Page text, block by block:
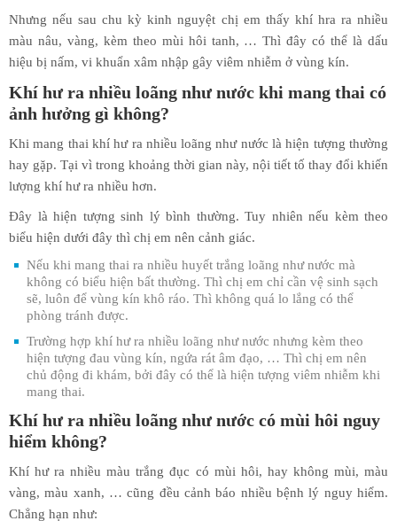
Nhưng nếu sau chu kỳ kinh nguyệt chị em thấy khí hra ra nhiều
màu nâu, vàng, kèm theo mùi hôi tanh, … Thì đây có thể là dấu
hiệu bị nấm, vi khuẩn xâm nhập gây viêm nhiễm ở vùng kín.
Khí hư ra nhiều loãng như nước khi mang thai có
ảnh hưởng gì không?
Khi mang thai khí hư ra nhiều loãng như nước là hiện tượng thường
hay gặp. Tại vì trong khoảng thời gian này, nội tiết tố thay đổi khiến
lượng khí hư ra nhiều hơn.
Đây là hiện tượng sinh lý bình thường. Tuy nhiên nếu kèm theo
biểu hiện dưới đây thì chị em nên cảnh giác.
Nếu khi mang thai ra nhiều huyết trắng loãng như nước mà
không có biểu hiện bất thường. Thì chị em chỉ cần vệ sinh sạch
sẽ, luôn để vùng kín khô ráo. Thì không quá lo lắng có thể
phòng tránh được.
Trường hợp khí hư ra nhiều loãng như nước nhưng kèm theo
hiện tượng đau vùng kín, ngứa rát âm đạo, … Thì chị em nên
chủ động đi khám, bởi đây có thể là hiện tượng viêm nhiễm khi
mang thai.
Khí hư ra nhiều loãng như nước có mùi hôi nguy
hiểm không?
Khí hư ra nhiều màu trắng đục có mùi hôi, hay không mùi, màu
vàng, màu xanh, … cũng đều cảnh báo nhiều bệnh lý nguy hiểm.
Chẳng hạn như: